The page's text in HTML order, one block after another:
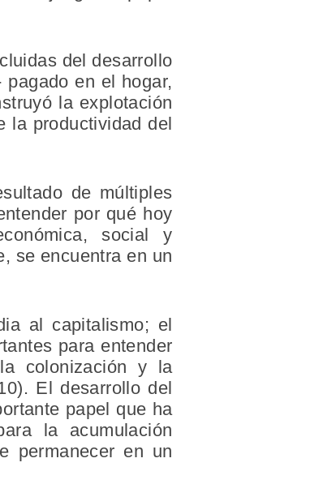
del desarrollo
en el hogar,
la explotación
la productividad del
de múltiples
por qué hoy
social y
se encuentra en un
al capitalismo; el
para entender
colonización y la
El desarrollo del
papel que ha
la acumulación
permanecer en un